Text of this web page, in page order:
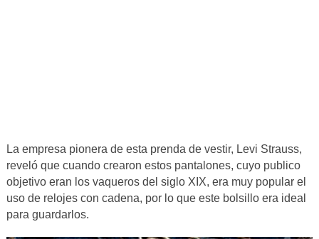
La empresa pionera de esta prenda de vestir, Levi Strauss,
reveló que cuando crearon estos pantalones, cuyo publico
objetivo eran los vaqueros del siglo XIX, era muy popular el
uso de relojes con cadena, por lo que este bolsillo era ideal
para guardarlos.